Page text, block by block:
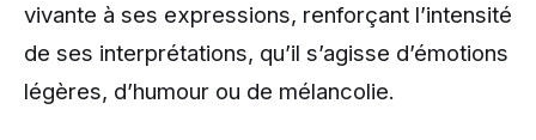
vivante à ses expressions, renforçant l’intensité
de ses interprétations, qu’il s’agisse d’émotions
légères, d’humour ou de mélancolie.